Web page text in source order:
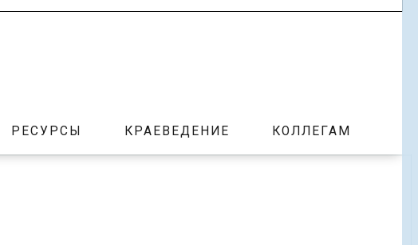
РЕСУРСЫ КРАЕВЕДЕНИЕ КОЛЛЕГАМ